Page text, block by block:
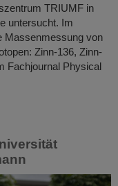
TRIUMF in
untersucht. Im
Massenmessung von
Zinn-136, Zinn-
Fachjournal Physical